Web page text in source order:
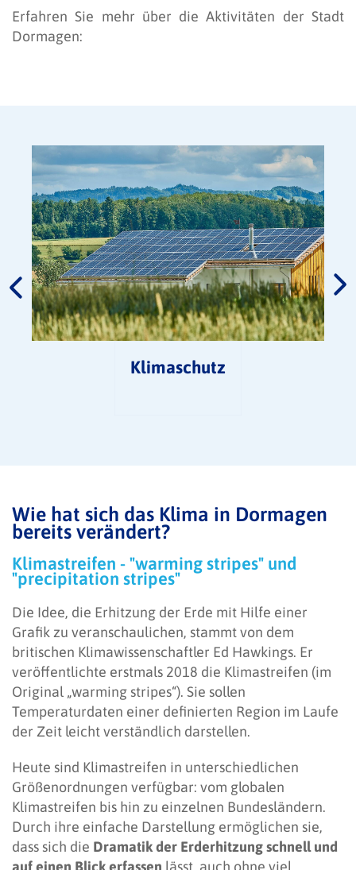
Erfahren Sie mehr über die Aktivitäten der Stadt
Dormagen:
Klimaschutz
Wie hat sich das Klima in Dormagen
bereits verändert?
Klimastreifen - "warming stripes" und
"precipitation stripes"
Die Idee, die Erhitzung der Erde mit Hilfe einer
Grafik zu veranschaulichen, stammt von dem
britischen Klimawissenschaftler Ed Hawkings. Er
veröffentlichte erstmals 2018 die Klimastreifen (im
Original „warming stripes“). Sie sollen
Temperaturdaten einer definierten Region im Laufe
der Zeit leicht verständlich darstellen.
Heute sind Klimastreifen in unterschiedlichen
Größenordnungen verfügbar: vom globalen
Klimastreifen bis hin zu einzelnen Bundesländern.
Durch ihre einfache Darstellung ermöglichen sie,
dass sich die Dramatik der Erderhitzung schnell und